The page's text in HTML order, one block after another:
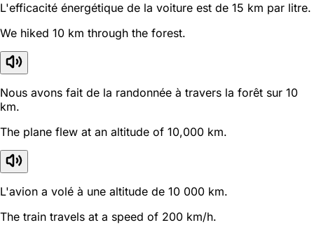
L'efficacité énergétique de la voiture est de 15 km par litre.
We hiked 10 km through the forest.
Nous avons fait de la randonnée à travers la forêt sur 10
km.
The plane flew at an altitude of 10,000 km.
L'avion a volé à une altitude de 10 000 km.
The train travels at a speed of 200 km/h.